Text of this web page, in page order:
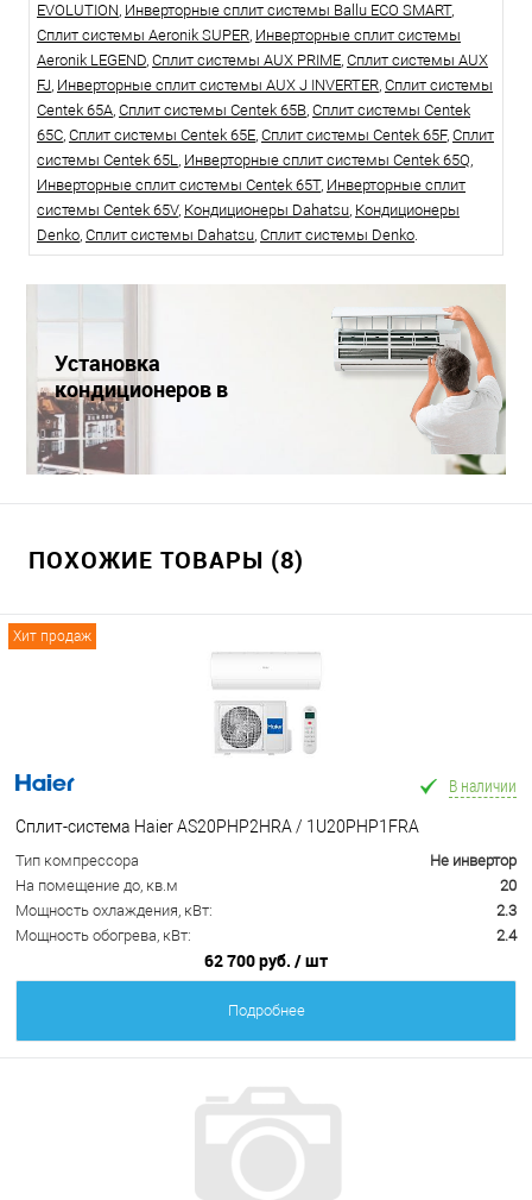
EVOLUTION, Инверторные сплит системы Ballu ECO SMART,
Сплит системы Aeronik SUPER, Инверторные сплит системы
Aeronik LEGEND, Сплит системы AUX PRIME, Сплит системы AUX
FJ, Инверторные сплит системы AUX J INVERTER, Сплит системы
Centek 65A, Сплит системы Centek 65B, Сплит системы Centek
65C, Сплит системы Centek 65E, Сплит системы Centek 65F, Сплит
системы Centek 65L, Инверторные сплит системы Centek 65Q,
Инверторные сплит системы Centek 65T, Инверторные сплит
системы Centek 65V, Кондиционеры Dahatsu, Кондиционеры
Denko, Сплит системы Dahatsu, Сплит системы Denko.
Установка
кондиционеров в
Краснодаре
ПОХОЖИЕ ТОВАРЫ (8)
Хит продаж
В наличии
Сплит-система Haier AS20PHP2HRA / 1U20PHP1FRA
Тип компрессора
Не инвертор
На помещение до, кв.м
20
Мощность охлаждения, кВт:
2.3
Мощность обогрева, кВт:
2.4
62 700 руб. / шт
Подробнее